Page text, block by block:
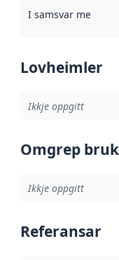
I samsvar med
Lovheimler
Ikkje oppgitt
Omgrep
Ikkje oppgitt
Referansar